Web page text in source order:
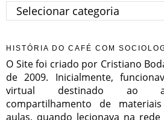
Categorias
HISTÓRIA DO CAFÉ COM
O Site foi criado por Cristiano
de 2009. Inicialmente,
virtual destinado ao
compartilhamento de
aulas, quando lecionava na